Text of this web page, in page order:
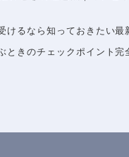
品川区平塚1-6-19 フォ
けるなら知っておきたい最
ときのチェックポイント完